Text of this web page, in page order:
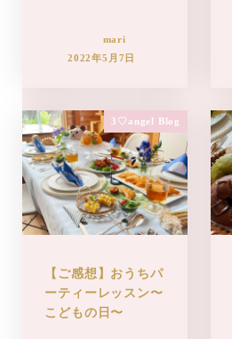
mari
2022年5月7日
3♡angel Blog
【ご感想】おうちパ
ーティーレッスン〜
こどもの日〜